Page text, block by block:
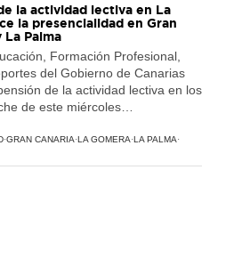
la actividad lectiva en La
la presencialidad en Gran
Palma
Formación Profesional,
del Gobierno de Canarias
de la actividad lectiva en los
de este miércoles…
·GRAN CANARIA·LA GOMERA·LA PALMA·